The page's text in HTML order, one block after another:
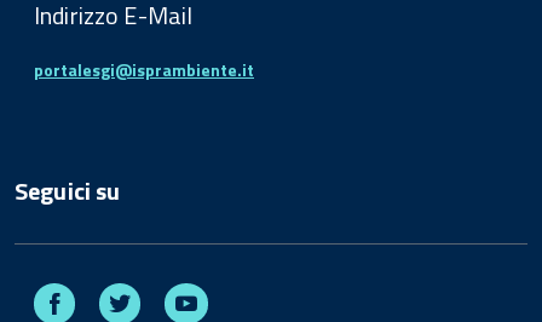
Indirizzo E-Mail
portalesgi@isprambiente.it
Seguici su
Facebook Twitter